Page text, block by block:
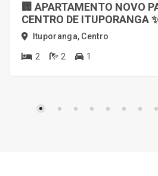
🏢 APARTAMENTO NOVO
CENTRO DE ITUPORANGA
Ituporanga, Centro
2 2 1